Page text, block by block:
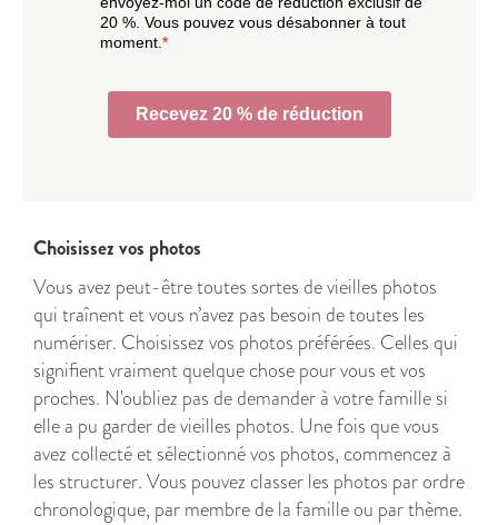
Choisissez vos photos
Vous avez peut-être toutes sortes de vieilles photos
qui traînent et vous n’avez pas besoin de toutes les
numériser. Choisissez vos photos préférées. Celles qui
signifient vraiment quelque chose pour vous et vos
proches. N'oubliez pas de demander à votre famille si
elle a pu garder de vieilles photos. Une fois que vous
avez collecté et sélectionné vos photos, commencez à
les structurer. Vous pouvez classer les photos par ordre
chronologique, par membre de la famille ou par thème.